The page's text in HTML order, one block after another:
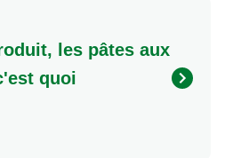
les pâtes aux
quoi